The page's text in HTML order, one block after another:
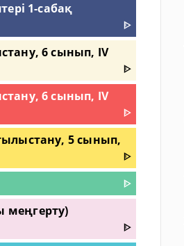
1-сабақ
ᐈ
6 сынып, IV
ᐈ
6 сынып, IV
ᐈ
5 сынып,
ᐈ
ᐈ
меңгерту)
ᐈ